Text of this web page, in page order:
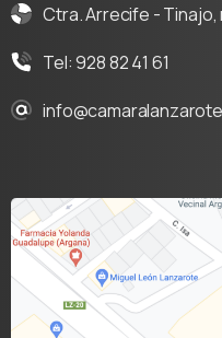
Ctra. Arrecife - Tinajo,
Tel: 928 82 41 61